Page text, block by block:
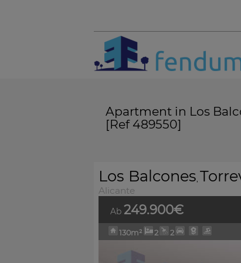
Apartment in Los
[Ref 489550]
Los Balcones,
Alicante
Ab 249.900€
130m² 2 2